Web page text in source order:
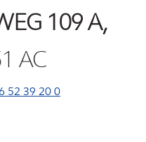
109 A,
AC
52 39 20 0